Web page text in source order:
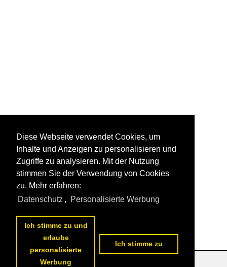
Diese Webseite verwendet Cookies, um
Inhalte und Anzeigen zu personalisieren und
Zugriffe zu analysieren. Mit der Nutzung
stimmen Sie der Verwendung von Cookies
zu. Mehr erfahren:
Datenschutz , Personalisierte Werbung
Ich stimme zu und
erlaube
personalisierte
Werbung
Ich stimme zu